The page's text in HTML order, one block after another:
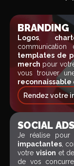
BRANDING
Logos
templates de
merch pour
vous trouver
Rendez votre
SOCIAL ADS
Je réalise pour
impactantes ,
votre vision et
de vos